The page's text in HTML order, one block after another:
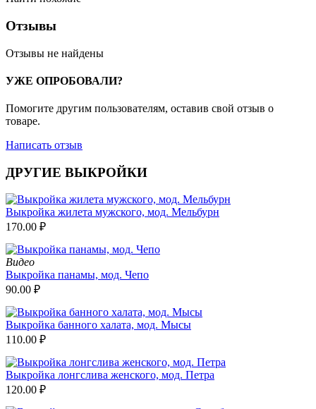
Отзывы
Отзывы не найдены
УЖЕ ОПРОБОВАЛИ?
Помогите другим пользователям, оставив свой отзыв о
товаре.
Написать отзыв
ДРУГИЕ ВЫКРОЙКИ
Выкройка жилета мужского, мод. Мельбурн
170.00 ₽
Видео
Выкройка панамы, мод. Чепо
90.00 ₽
Выкройка банного халата, мод. Мысы
110.00 ₽
Выкройка лонгслива женского, мод. Петра
120.00 ₽